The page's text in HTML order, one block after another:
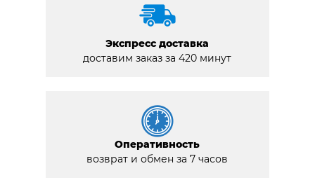
Экспресс доставка
доставим заказ за 420 минут
Оперативность
возврат и обмен за 7 часов